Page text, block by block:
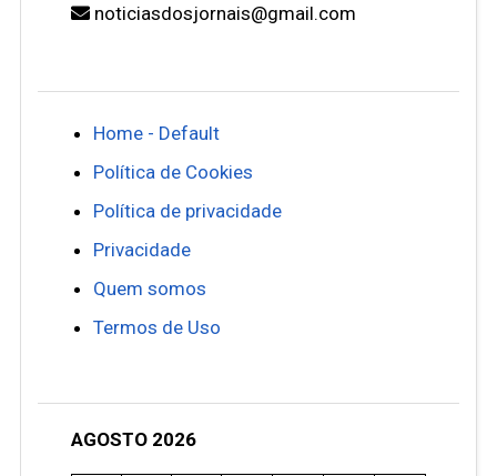
noticiasdosjornais@gmail.com
Home - Default
Política de Cookies
Política de privacidade
Privacidade
Quem somos
Termos de Uso
AGOSTO 2026